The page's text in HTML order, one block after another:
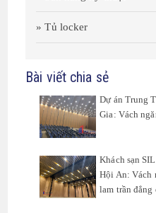
» Tủ locker
Bài viết chia sẻ
Dự án Trung
Gia: Vách
Khách sạn
Hội An: Vách
lam trần đẳng